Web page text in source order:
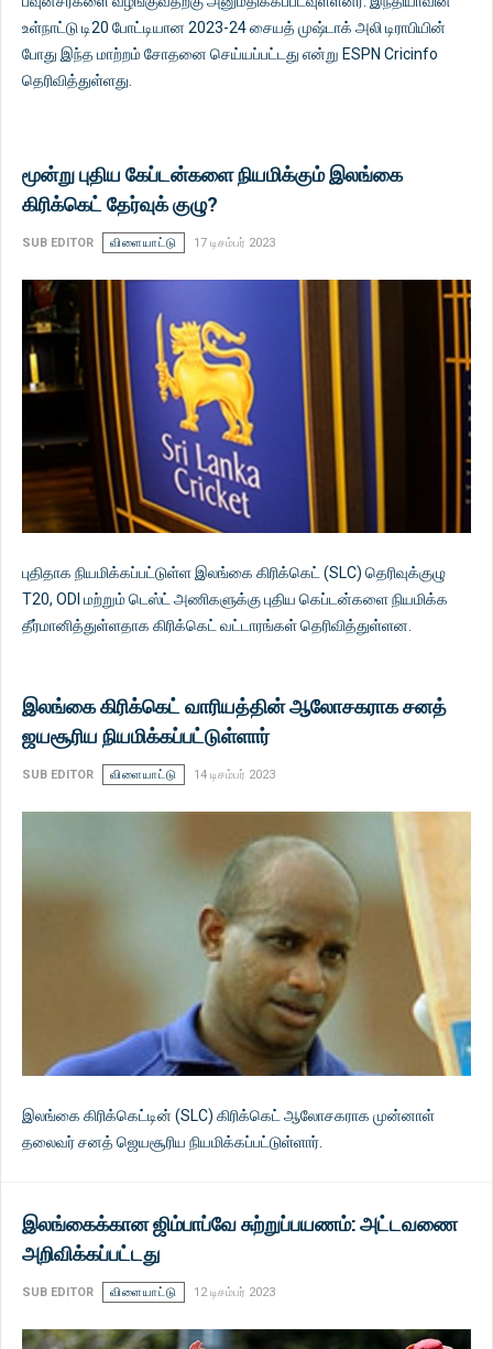
உள்நாட்டு டி20 போட்டியான 2023-24 சையத் முஷ்டாக் அலி டிராபியின்
போது இந்த மாற்றம் சோதனை செய்யப்பட்டது என்று ESPN Cricinfo
தெரிவித்துள்ளது.
மூன்று புதிய கேப்டன்களை நியமிக்கும் இலங்கை
கிரிக்கெட் தேர்வுக் குழு?
SUB EDITOR விளையாட்டு 17 டிசம்பர் 2023
புதிதாக நியமிக்கப்பட்டுள்ள இலங்கை கிரிக்கெட் (SLC) தெரிவுக்குழு
T20, ODI மற்றும் டெஸ்ட் அணிகளுக்கு புதிய கெப்டன்களை நியமிக்க
தீர்மானித்துள்ளதாக கிரிக்கெட் வட்டாரங்கள் தெரிவித்துள்ளன.
இலங்கை கிரிக்கெட் வாரியத்தின் ஆலோசகராக சனத்
ஜயசூரிய நியமிக்கப்பட்டுள்ளார்
SUB EDITOR விளையாட்டு 14 டிசம்பர் 2023
இலங்கை கிரிக்கெட்டின் (SLC) கிரிக்கெட் ஆலோசகராக முன்னாள்
தலைவர் சனத் ஜெயசூரிய நியமிக்கப்பட்டுள்ளார்.
இலங்கைக்கான ஜிம்பாப்வே சுற்றுப்பயணம்: அட்டவணை
அறிவிக்கப்பட்டது
SUB EDITOR விளையாட்டு 12 டிசம்பர் 2023